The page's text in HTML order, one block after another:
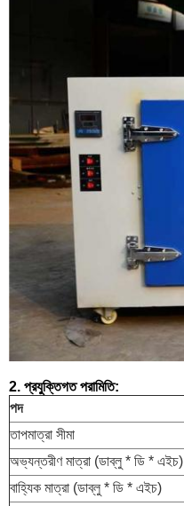
2. প্রযুক্তিগত পরামিতি:
পদ
তাপমাত্রা সীমা
অভ্যন্তরীণ মাত্রা (ডাব্লু * ডি * এইচ)
বাহ্যিক মাত্রা (ডাব্লু * ডি * এইচ)